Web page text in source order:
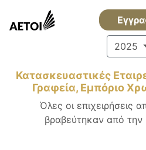
2025
Κατασκευαστικές
Γραφεία, Εμπόριο
Όλες οι επιχειρήσεις
βραβεύτηκαν από την